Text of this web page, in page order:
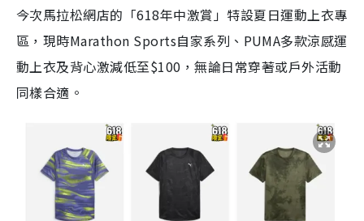
今次馬拉松網店的「618年中激賞」特設夏日運動上衣專
區，現時Marathon Sports自家系列、PUMA多款涼感運
動上衣及背心激減低至$100，無論日常穿著或戶外活動
同樣合適。